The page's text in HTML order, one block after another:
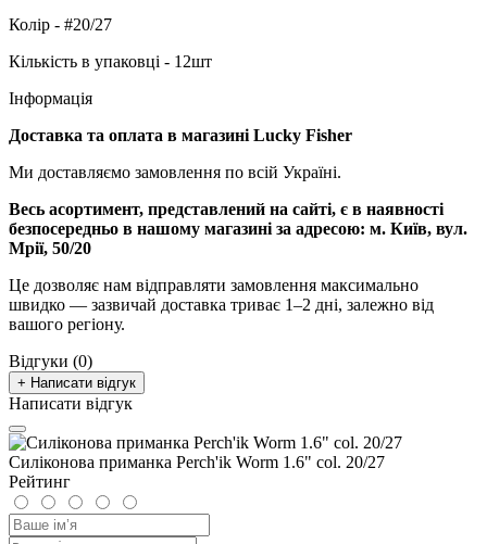
Колір - #20/27
Кількість в упаковці - 12шт
Інформація
Доставка та оплата в магазині Lucky Fisher
Ми доставляємо замовлення по всій Україні.
Весь асортимент, представлений на сайті, є в наявності
безпосередньо в нашому магазині за адресою: м. Київ, вул.
Мрії, 50/20
Це дозволяє нам відправляти замовлення максимально
швидко — зазвичай доставка триває 1–2 дні, залежно від
вашого регіону.
Відгуки (0)
+ Написати відгук
Написати відгук
Силіконова приманка Perch'ik Worm 1.6" col. 20/27
Рейтинг